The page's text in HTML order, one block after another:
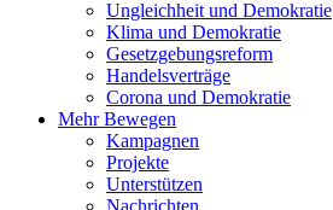
Ungleichheit und Demokratie
Klima und Demokratie
Gesetzgebungsreform
Handelsverträge
Corona und Demokratie
Mehr Bewegen
Kampagnen
Projekte
Unterstützen
Nachrichten